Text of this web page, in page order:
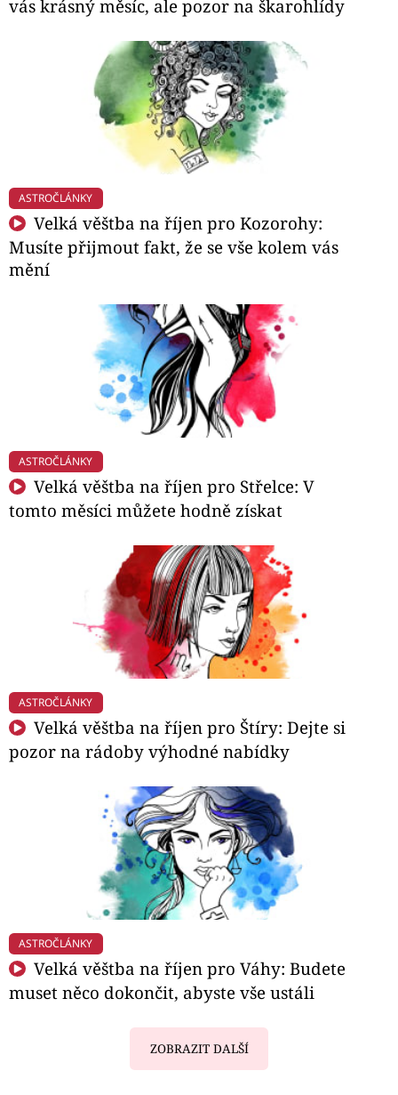
vás krásný měsíc, ale pozor na škarohlídy
ASTROČLÁNKY
Velká věštba na říjen pro Kozorohy:
Musíte přijmout fakt, že se vše kolem vás
mění
ASTROČLÁNKY
Velká věštba na říjen pro Střelce: V
tomto měsíci můžete hodně získat
ASTROČLÁNKY
Velká věštba na říjen pro Štíry: Dejte si
pozor na rádoby výhodné nabídky
ASTROČLÁNKY
Velká věštba na říjen pro Váhy: Budete
muset něco dokončit, abyste vše ustáli
ZOBRAZIT DALŠÍ